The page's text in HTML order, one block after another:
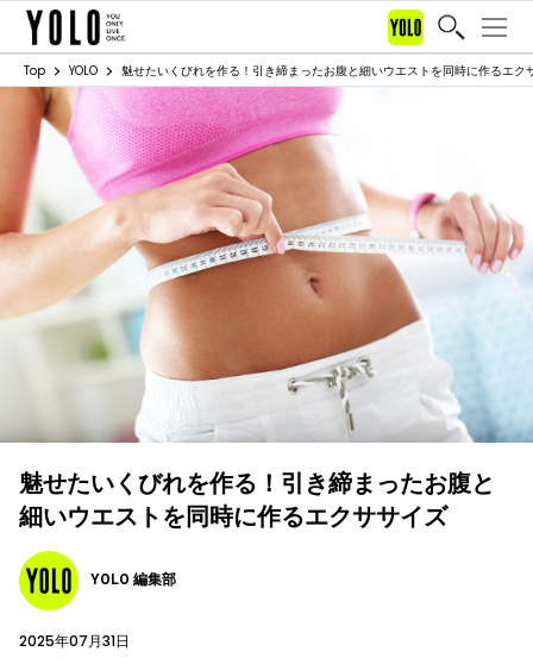
Top YOLO 魅せたいくびれを作る！引き締まったお腹と細いウエストを同時に作るエク
魅せたいくびれを作る！引き締まったお腹と
細いウエストを同時に作るエクササイズ
YOLO 編集部
2025年07月31日